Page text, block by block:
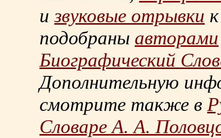
извуковые отрывки
подобраны авторами
Биографический
Дополнительную
смотрите также в
Словаре А. А.